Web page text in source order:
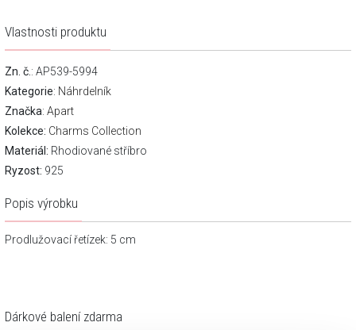
Vlastnosti produktu
Zn. č. : AP539-5994
Kategorie: Náhrdelník
Značka: Apart
Kolekce: Charms Collection
Materiál: Rhodiované stříbro
Ryzost: 925
Popis výrobku
Prodlužovací řetízek: 5 cm
Dárkové balení zdarma